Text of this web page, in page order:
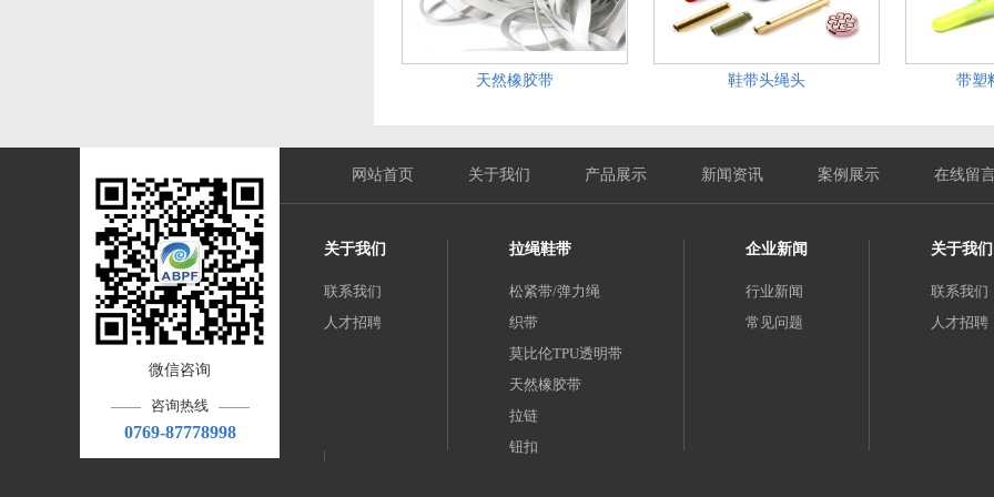
天然橡胶带 鞋带头绳头 带塑
微信咨询
咨询热线
0769-87778998
网站首页 关于我们 产品展示 新闻资讯 案例展示 在线留
关于我们
联系我们
人才招聘
拉绳鞋带
松紧带/弹力绳
织带
莫比伦TPU透明带
天然橡胶带
拉链
钮扣
企业新闻
行业新闻
常见问题
关于我们
联系我们
人才招聘